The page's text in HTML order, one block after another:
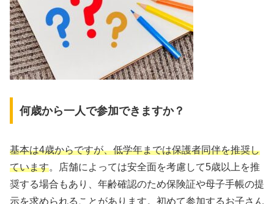
何歳から一人で参加できますか？
基本は4歳からですが、低学年までは保護者同伴を推奨し
ています。店舗によっては安全面を考慮して5歳以上を推
奨する場合もあり、年齢確認のため保険証や母子手帳の提
示を求められることがあります。初めて参加するお子さん